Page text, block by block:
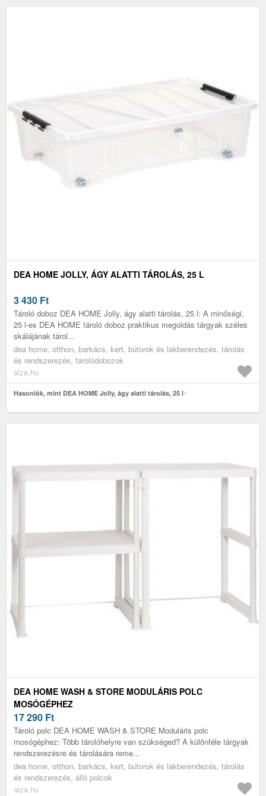
DEA HOME JOLLY, ÁGY ALATTI TÁROLÁS, 25 L
3 430 Ft
Tároló doboz DEA HOME Jolly, ágy alatti tárolás, 25 l: A minőségi,
25 l-es DEA HOME tároló doboz praktikus megoldás tárgyak széles
skálájának tárol...
dea home, otthon, barkács, kert, bútorok és lakberendezés, tárolás
és rendszerezés, tárolódobozok
alza.hu
Hasonlók, mint DEA HOME Jolly, ágy alatti tárolás, 25 l
DEA HOME WASH & STORE MODULÁRIS POLC
MOSÓGÉPHEZ
17 290 Ft
Tároló polc DEA HOME WASH & STORE Moduláris polc
mosógéphez: Több tárolóhelyre van szükséged? A különféle tárgyak
rendszerezésre és tárolására reme...
dea home, otthon, barkács, kert, bútorok és lakberendezés, tárolás
és rendszerezés, álló polcok
alza.hu